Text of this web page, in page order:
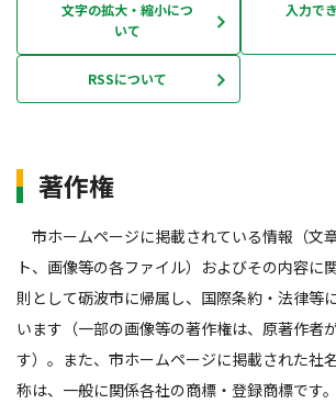
文字の拡大・縮小につ
いて
入力で
RSSについて
著作権
市ホームページに掲載されている情報（文
ト、画像等の各ファイル）およびその内容に
則として砺波市に帰属し、国際条約・法律等
います（一部の画像等の著作権は、原著作者
す）。また、市ホームページに掲載された社
称は、一般に関係各社の商標・登録商標です